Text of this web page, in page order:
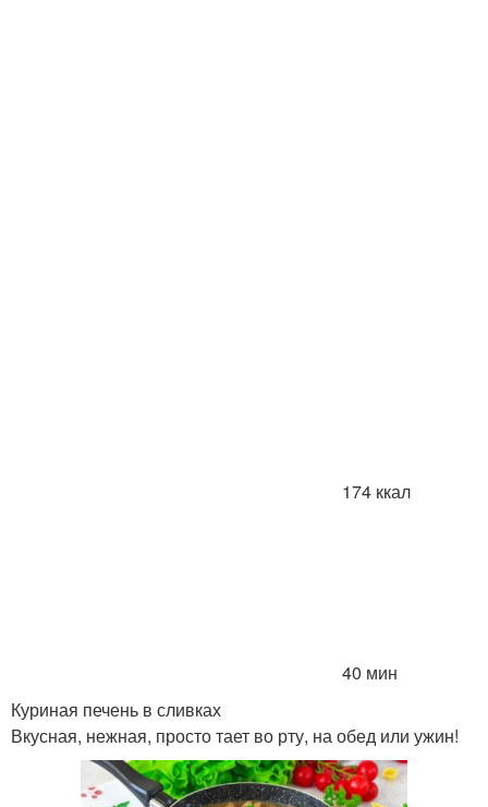
174 ккал
40 мин
Куриная печень в сливках
Вкусная, нежная, просто тает во рту, на обед или ужин!